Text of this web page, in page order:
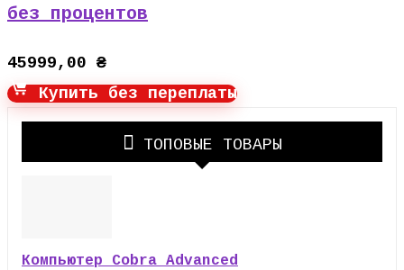
без процентов
45999,00 ₴
Купить без переплаты
ТОПОВЫЕ ТОВАРЫ
Компьютер Cobra Advanced